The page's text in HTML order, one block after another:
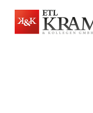
springen